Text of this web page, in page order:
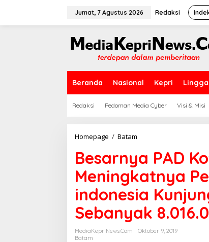
Jumat, 7 Agustus 2026 Redaksi
Beranda Nasional Kepri Lingga
Redaksi Pedoman Media Cyber Visi & Misi
Homepage / Batam
s
a
r
n
y
a
P
A
D
Besarnya PAD
Meningkatnya
indonesia
Sebanyak
MediaKepriNews.com
Oktober 9, 2019
Batam